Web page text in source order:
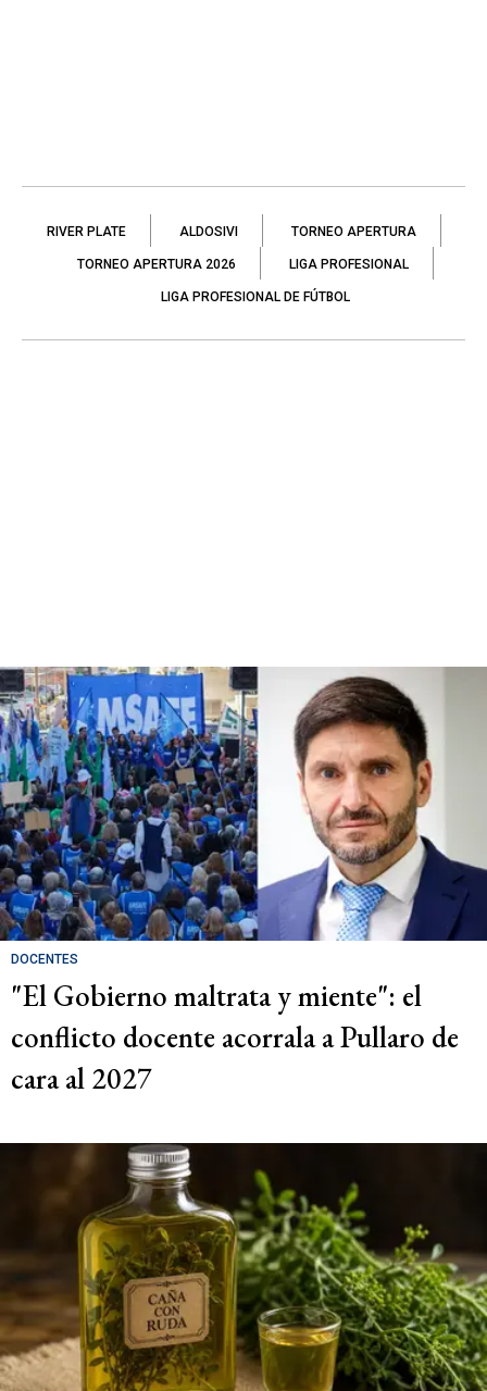
RIVER PLATE ALDOSIVI TORNEO APERTURA
TORNEO APERTURA 2026 LIGA PROFESIONAL
LIGA PROFESIONAL DE FÚTBOL
DOCENTES
"El Gobierno maltrata y miente": el
conflicto docente acorrala a Pullaro de
cara al 2027